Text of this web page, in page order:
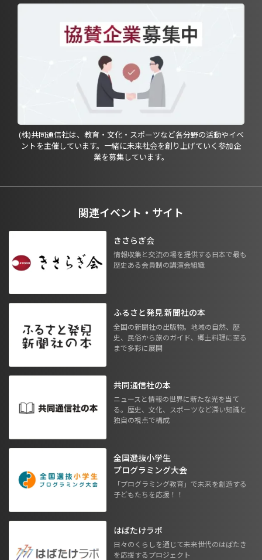
(株)共同通信社は、教育・文化・スポーツなど各分野の活動やイベ
ントを主催しています。一緒に未来社会を創り上げていく参加企
業を募集しています。
関連イベント・サイト
きさらぎ会
情報収集と交流の場を提供する日本で最も
歴史ある会員制の講演会組織
ふるさと発見 新聞社の本
全国の新聞社の出版物。地域の自然、歴
史、民俗から旅のガイド、郷土料理に至る
まで多彩に展開
共同通信社の本
ニュースと情報の世界に新たな光を当て
る。歴史、文化、スポーツなど深い知識と
独自の視点で構成
全国選抜小学生
プログラミング大会
「プログラミング教育」で未来を創造する
子どもたちを応援！！
はばたけラボ
日々のくらしを通じて未来世代のはばたき
を応援するプロジェクト